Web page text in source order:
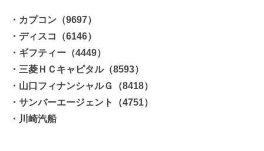
・カプコン（9697）
・ディスコ（6146）
・ギフティー（4449）
・三菱ＨＣキャピタル（8593）
・山口フィナンシャルＧ（8418）
・サンバーエージェント（4751）
・川崎汽船